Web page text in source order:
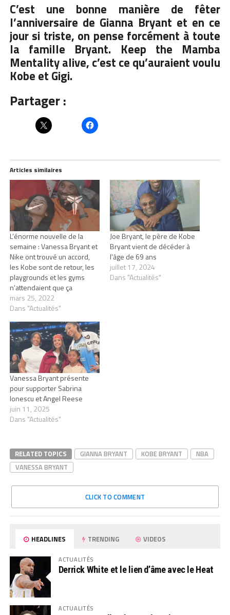
C’est une bonne manière de fêter
l’anniversaire de Gianna Bryant et en ce
jour si triste, on pense forcément à toute
la famille Bryant. Keep the Mamba
Mentality alive, c’est ce qu’auraient voulu
Kobe et Gigi.
Partager :
Articles similaires
L’énorme nouvelle de la
semaine : Vanessa Bryant et
Nike ont trouvé un accord,
les Kobe sont de retour, les
playgrounds et les gyms
n’attendaient que ça
mars 25, 2022
Dans "Actualités"
Joe Bryant, le père de Kobe
Bryant vient de décéder à
l’âge de 69 ans
juillet 17, 2024
Dans "Actualités"
Vanessa Bryant présente
pour supporter Sabrina
Ionescu et Angel Reese
juin 11, 2025
Dans "Actualités"
RELATED TOPICS GIANNA BRYANT KOBE BRYANT
NBA
VANESSA BRYANT
CLICK TO COMMENT
HEADLINES TRENDING VIDEOS
ACTUALITÉS
Derrick White et le lien d’âme avec le Heat
ACTUALITÉS